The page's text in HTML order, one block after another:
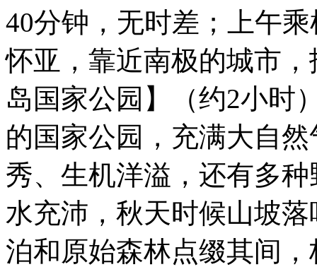
40分钟，无时差；上午
怀亚，靠近南极的城市
岛国家公园】（约2小时
的国家公园，充满大自
秀、生机洋溢，还有多
水充沛，秋天时候山坡
泊和原始森林点缀其间